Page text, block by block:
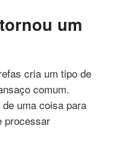
um
cria um tipo de
comum.
de uma coisa para
processar